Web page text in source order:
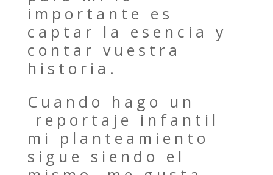
importante es
captar la esencia y
contar vuestra
historia.
Cuando hago un
reportaje infantil
mi planteamiento
sigue siendo el